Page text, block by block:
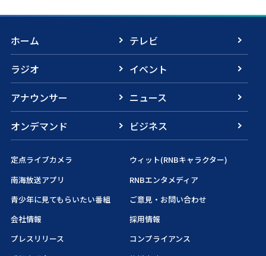
ホーム
テレビ
ラジオ
イベント
アナウンサー
ニュース
オンデマンド
ビジネス
定点ライブカメラ
ウィット(RNBキャラクター)
南海放送アプリ
RNBエンタメディア
青少年に見てもらいたい番組
ご意見・お問い合わせ
会社情報
採用情報
プレスリリース
コンプライアンス